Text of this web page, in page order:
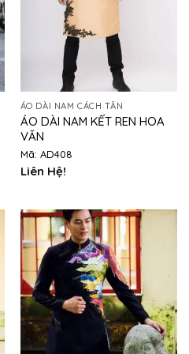
ÁO DÀI NAM CÁCH TÂN
ÁO DÀI NAM KẾT REN HOA
VĂN
Mã: AD408
Liên Hệ!